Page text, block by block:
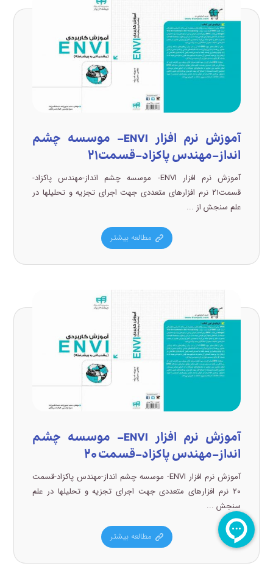
آموزش نرم افزار ENVI- موسسه چشم
انداز-مهندس پاکزاد-قسمت۲۱
آموزش نرم افزار ENVI- موسسه چشم انداز-مهندس پاکزاد-
قسمت۲۱ نرم افزارهای متعددی جهت اجرای تجزیه و تحلیلها در
علم سنجش از ...
مطالعه بیشتر
آموزش نرم افزار ENVI- موسسه چشم
انداز-مهندس پاکزاد-قسمت ۲۰
آموزش نرم افزار ENVI- موسسه چشم انداز-مهندس پاکزاد-قسمت
۲۰ نرم افزارهای متعددی جهت اجرای تجزیه و تحلیلها در علم
سنجش ...
مطالعه بیشتر